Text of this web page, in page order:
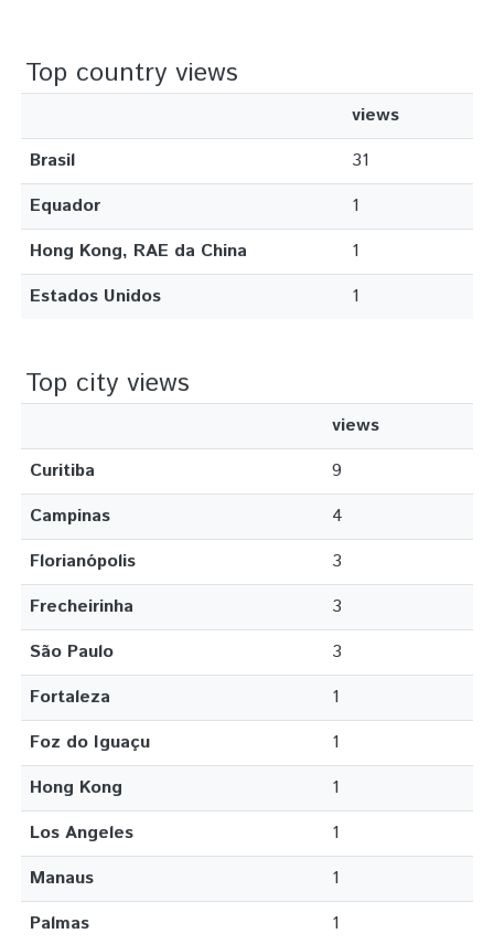
Top country views
views
Brasil
31
Equador
1
Hong Kong, RAE da China
1
Estados Unidos
1
Top city views
views
Curitiba
9
Campinas
4
Florianópolis
3
Frecheirinha
3
São Paulo
3
Fortaleza
1
Foz do Iguaçu
1
Hong Kong
1
Los Angeles
1
Manaus
1
Palmas
1